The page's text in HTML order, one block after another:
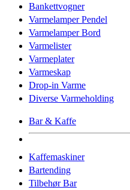
Bankettvogner
Varmelamper Pendel
Varmelamper Bord
Varmelister
Varmeplater
Varmeskap
Drop-in Varme
Diverse Varmeholding
Bar & Kaffe
Kaffemaskiner
Bartending
Tilbehør Bar